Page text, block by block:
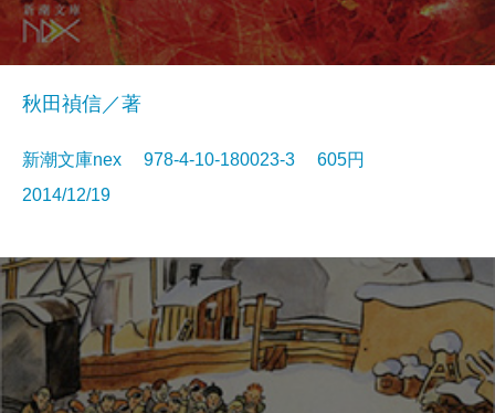
秋田禎信／著
新潮文庫nex 978-4-10-180023-3 605円
2014/12/19